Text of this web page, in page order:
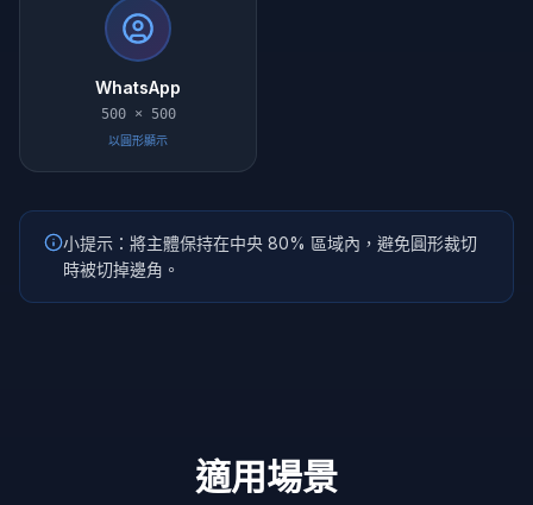
WhatsApp
500 × 500
以圓形顯示
小提示：將主體保持在中央 80% 區域內，避免圓形裁切
時被切掉邊角。
適用場景